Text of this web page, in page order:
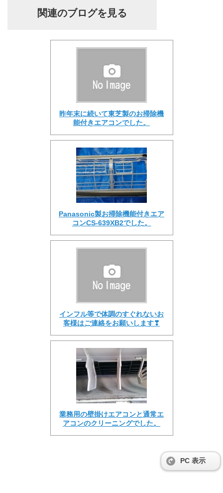
関連のブログを見る
昨年末に続いて東芝製のお掃除機
能付きエアコンでした。
Panasonic製お掃除機能付きエア
コンCS-639XB2でした。
インフル等で体調のすぐれないお
客様はご連絡をお願いします❣
業務用の壁掛けエアコンと通常エ
アコンのクリーニングでした。
PC 表示